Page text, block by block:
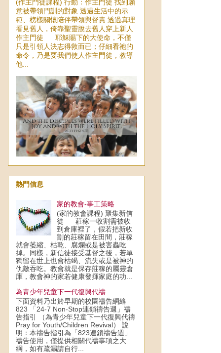
(作主門徒課程) 行動：作主門徒 找到願
意被帶領門訓的對象 透過生活中的示
範、榜樣關懷陪伴帶領與督責 透過真理
看見舊人，倚靠聖靈脫去舊人穿上新人
作主門徒 耶穌賜下的大使命，不僅
只是引領人決志得救而已；仔細看祂的
命令，乃是要我們使人作主門徒，教導
他...
熱門信息
家的教會-事工策略
(家的教會課程) 聚集新信
徒 莊稼一收割需被收
到倉庫裡了，假若把新收
割的莊稼留在田間，莊稼
就會萎縮、枯乾、腐爛或是被害蟲吃
掉。同樣，新信徒接受基督之後，若單
獨留在世上也會枯竭、流失或是被神的
仇敵吞吃。教會就是保存莊稼的屬靈倉
庫，教會神的家若健康發揮家庭的功...
為青少年兒童下一代復興代禱
下面資料乃出於早期的校園禱告網絡
823 「24-7 Non-Stop連鎖禱告週」禱
告指引 （為青少年兒童下一代復興代禱
Pray for Youth/Children Revival） 說
明：本禱告指引為「823連鎖禱告週」
禱告使用，僅提供相關代禱事項之大
綱，如有疏漏請自行...